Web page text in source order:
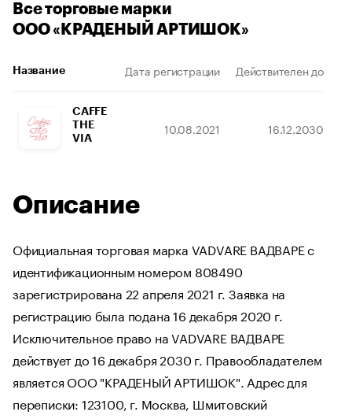
Все торговые марки
ООО «КРАДЕНЫЙ АРТИШОК»
Название Дата регистрации Действителен до
CAFFE
THE
VIA
10.08.2021 16.12.2030
Описание
Официальная торговая марка VADVARE ВАДВАРЕ с
идентификационным номером 808490
зарегистрирована 22 апреля 2021 г. Заявка на
регистрацию была подана 16 декабря 2020 г.
Исключительное право на VADVARE ВАДВАРЕ
действует до 16 декабря 2030 г. Правообладателем
является ООО "КРАДЕНЫЙ АРТИШОК". Адрес для
переписки: 123100, г. Москва, Шмитовский